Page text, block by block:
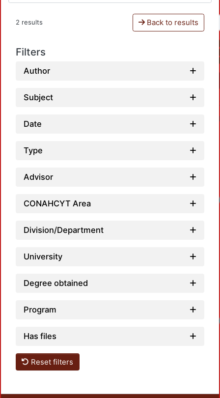
2 results Back to results
Filters
Author
Subject
Date
Type
Advisor
CONAHCYT Area
Division/Department
University
Degree obtained
Program
Has files
Reset filters